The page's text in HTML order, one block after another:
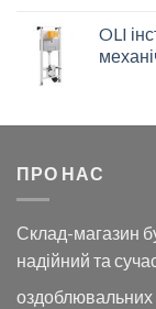
OLI
ПРО НАС
Склад-магазин
надійний та
оздоблювальних